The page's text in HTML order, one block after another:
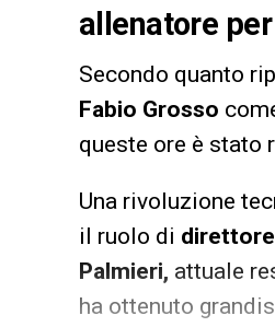
allenatore
Secondo quanto
Fabio Grosso
queste ore è stato
Una rivoluzione
il ruolo di
Palmieri, attuale
ha ottenuto